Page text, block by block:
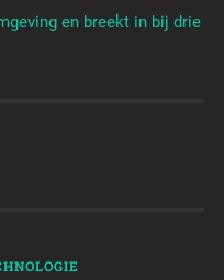
en breekt in bij drie